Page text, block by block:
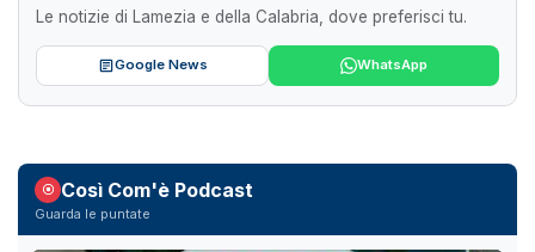
Le notizie di Lamezia e della Calabria, dove preferisci tu.
Google News WhatsApp
Così Com'è Podcast
Guarda le puntate